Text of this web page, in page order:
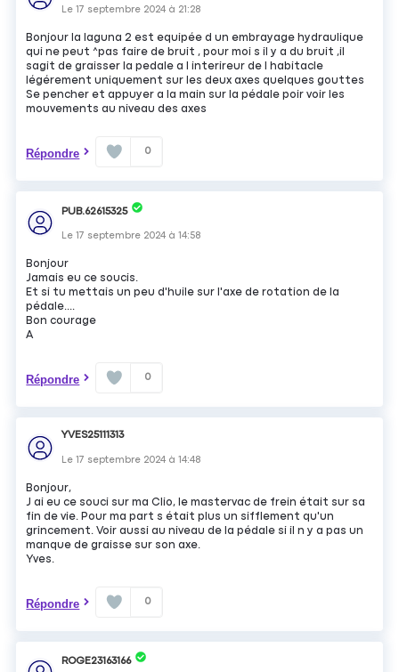
Le17 septembre 2024 à 21:28
Bonjour la laguna 2 est equipée d un embrayage hydraulique
qui ne peut ^pas faire de bruit , pour moi s il y a du bruit ,il
sagit de graisser la pedale a l interireur de l habitacle
légérement uniquement sur les deux axes quelques gouttes
Se pencher et appuyer a la main sur la pédale poir voir les
mouvements au niveau des axes
Répondre 0
PUB.62615325
Le17 septembre 2024 à14:58
Bonjour
Jamais eu ce soucis.
Et si tu mettais un peu d'huile sur l'axe de rotation de la
pédale....
Bon courage
A
Répondre 0
YVES25111313
Le17 septembre 2024 à14:48
Bonjour,
J ai eu ce souci sur ma Clio, le mastervac de frein était sur sa
fin de vie. Pour ma part s était plus un sifflement qu'un
grincement. Voir aussi au niveau de la pédale si il n y a pas un
manque de graisse sur son axe.
Yves.
Répondre 0
ROGE23163166